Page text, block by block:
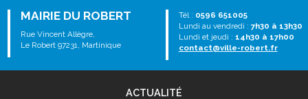
MAIRIE DU ROBERT
Rue Vincent Allègre,
Le Robert 97231, Martinique
Tél : 0596 651005
Lundi au vendredi : 7h30 à 13h30
Lundi et jeudi : 14h30 à 17h00
contact@ville-robert.fr
ACTUALITÉ